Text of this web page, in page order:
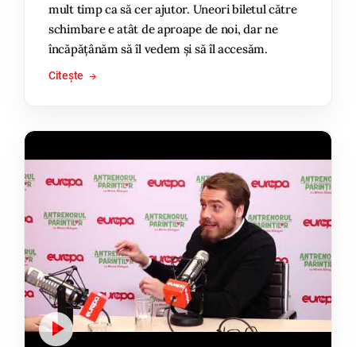
mult timp ca să cer ajutor. Uneori biletul către
schimbare e atât de aproape de noi, dar ne
încăpățânăm să îl vedem și să îl accesăm.
Citește